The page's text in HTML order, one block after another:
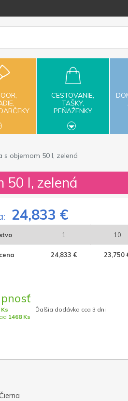
CESTOVANIE,
TAŠKY,
PEŇAŽENKY
s objemom 50 l, zelená
50 l, zelená
24,833 €
1 10
24,833 € 23,750
Ks
1468 Ks
Ďalšia dodávka cca 3 dni
Čierna